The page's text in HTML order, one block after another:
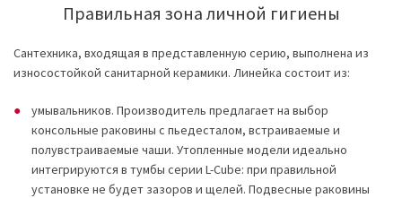
Правильная зона личной гигиены
Сантехника, входящая в представленную серию, выполнена из
износостойкой санитарной керамики. Линейка состоит из:
умывальников. Производитель предлагает на выбор
консольные раковины с пьедесталом, встраиваемые и
полувстраиваемые чаши. Утопленные модели идеально
интегрируются в тумбы серии L-Cube: при правильной
установке не будет зазоров и щелей. Подвесные раковины